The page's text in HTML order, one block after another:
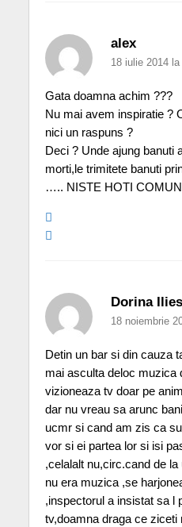
alex
18 iulie 2014 la
Gata doamna achim ???
Nu mai avem inspiratie ?
nici un raspuns ?
Deci ? Unde ajung banuti
morti,le trimitete banuti
….. NISTE HOTI
Dorina
18 noiembrie
Detin un bar si din cauza
mai asculta deloc muzica
vizioneaza tv doar pe
dar nu vreau sa arunc
ucmr si cand am zis ca
vor si ei partea lor si isi
,celalalt nu,circ.cand de
nu era muzica ,se
,inspectorul a insistat sa l
tv,doamna draga ce